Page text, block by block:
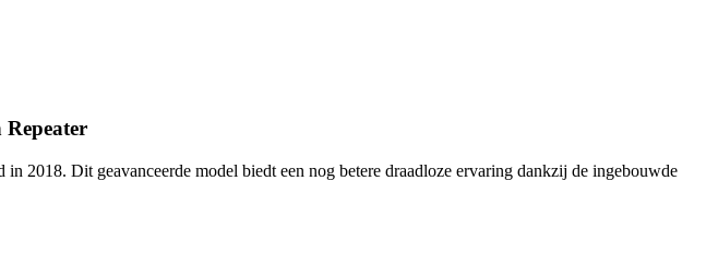
Repeater
2018. Dit geavanceerde model biedt een nog betere draadloze ervaring dankzij de ingebouwde